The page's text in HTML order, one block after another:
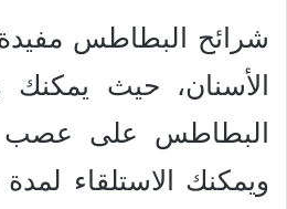
شرائح البطاطس
الأسنان، حيث
البطاطس على عصب